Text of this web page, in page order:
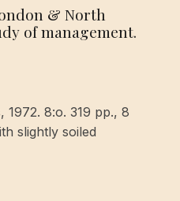
& North
of management.
1972. 8:o. 319 pp., 8
slightly soiled